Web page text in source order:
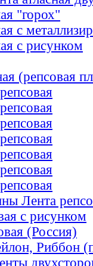
"горох"
с
с рисунком
(репсовая
Лента
с рисунком
(Россия)
Риббон